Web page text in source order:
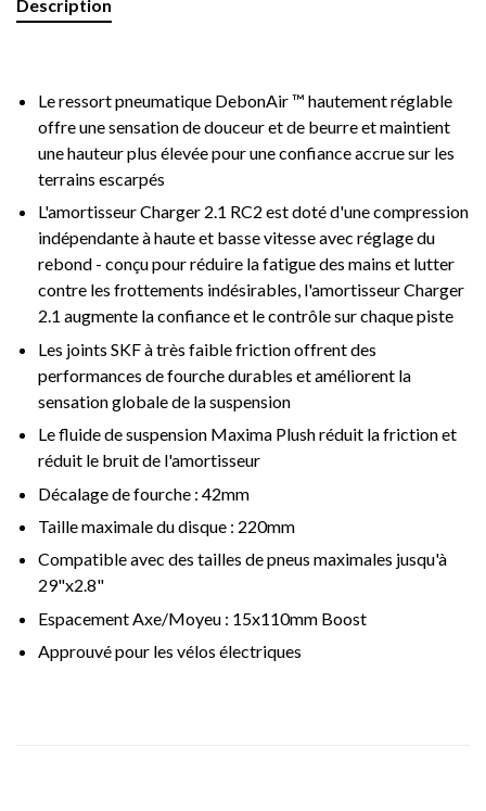
Description
Le ressort pneumatique DebonAir ™ hautement réglable
offre une sensation de douceur et de beurre et maintient
une hauteur plus élevée pour une confiance accrue sur les
terrains escarpés
L'amortisseur Charger 2.1 RC2 est doté d'une compression
indépendante à haute et basse vitesse avec réglage du
rebond - conçu pour réduire la fatigue des mains et lutter
contre les frottements indésirables, l'amortisseur Charger
2.1 augmente la confiance et le contrôle sur chaque piste
Les joints SKF à très faible friction offrent des
performances de fourche durables et améliorent la
sensation globale de la suspension
Le fluide de suspension Maxima Plush réduit la friction et
réduit le bruit de l'amortisseur
Décalage de fourche : 42mm
Taille maximale du disque : 220mm
Compatible avec des tailles de pneus maximales jusqu'à
29"x2.8"
Espacement Axe/Moyeu : 15x110mm Boost
Approuvé pour les vélos électriques